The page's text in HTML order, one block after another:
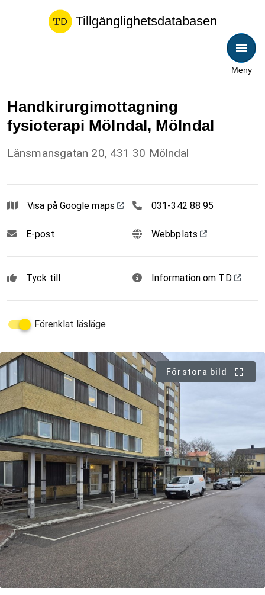
Tillgänglighetsdatabasen
Meny
Handkirurgimottagning
fysioterapi Mölndal, Mölndal
Länsmansgatan 20, 431 30 Mölndal
Visa på Google maps 031342 88 95
031-342 88 95
E-post Webbplats
Tyck till Information om TD
Förenklat läsläge
Förstora bild